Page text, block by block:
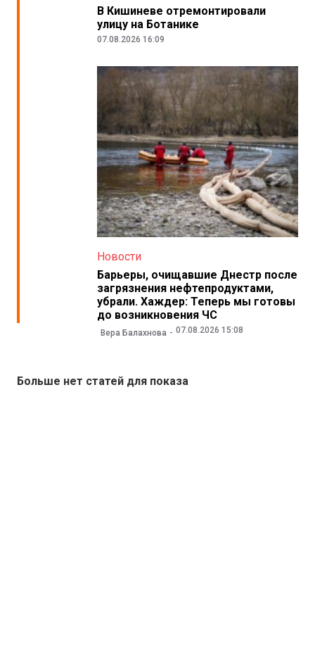
В Кишиневе отремонтировали
улицу на Ботанике
07.08.2026 16:09
Новости
Барьеры, очищавшие Днестр после
загрязнения нефтепродуктами,
убрали. Хаждер: Теперь мы готовы
до возникновения ЧС
Вера Балахнова 07.08.2026 15:08
Больше нет статей для показа